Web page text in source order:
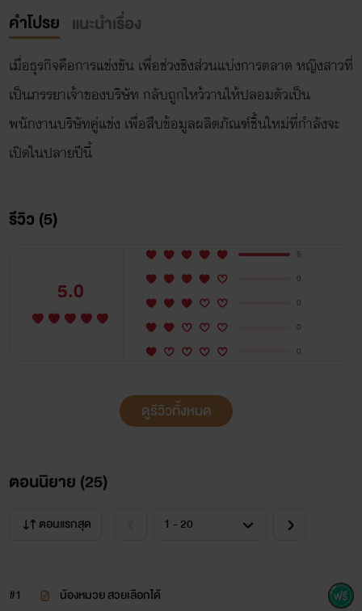
แตกใน
นางบำเรอ
ทาสกาม
เพื่อนนักเรียน ห้องเรียน
ดูดนม
เลียหอย
ลูกน้องชาย
คำโปรย แนะนำเรื่อง
เมื่อธุรกิจคือการแข่งขัน เพื่อช่วงชิงส่วนแบ่งการตลาด หญิงสาวที่
เป็นภรรยาเจ้าของบริษัท กลับถูกไหว้วานให้ปลอมตัวเป็น
พนักงานบริษัทคู่แข่ง เพื่อสืบข้อมูลผลิตภัณฑ์ชิ้นใหม่ที่กำลังจะ
เปิดในปลายปีนี้
รีวิว (5)
5.0
5
0
0
0
0
ดูรีวิวทั้งหมด
ตอนนิยาย (25)
ตอนแรกสุด
#1 น้องหมวย สวยเลือกได้